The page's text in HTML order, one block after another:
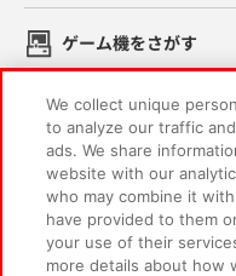
ゲーム機をさがす
スマホ・PCであそぶ
イベント・キャンペー
We collect unique
to analyze our traffic
ads. We share
website with our
who may combine it
have provided to them
your use of their
more details about how